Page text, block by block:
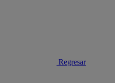
Regresar